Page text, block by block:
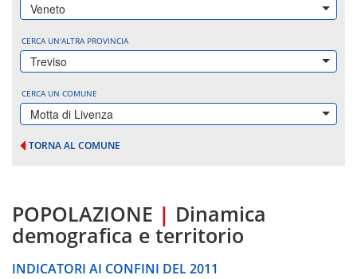
Veneto
CERCA UN'ALTRA PROVINCIA
Treviso
CERCA UN COMUNE
Motta di Livenza
TORNA AL COMUNE
POPOLAZIONE | Dinamica
demografica e territorio
INDICATORI AI CONFINI DEL 2011